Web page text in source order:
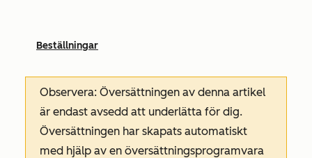
Beställningar
Observera: Översättningen av denna artikel
är endast avsedd att underlätta för dig.
Översättningen har skapats automatiskt
med hjälp av en översättningsprogramvara